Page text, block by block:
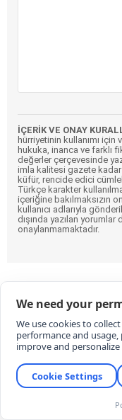
İÇERİK VE ONAY
hürriyetinin kullanımı için
hukuka, inanca ve farklı
değerler çerçevesinde
imla kalitesi gazete kadar
küfür, rencide edici
Türkçe karakter
içeriğine bakılmaksızın
kullanıcı adlarıyla
dışında yazılan yorumlar
onaylanmamaktadır.
Türkiye